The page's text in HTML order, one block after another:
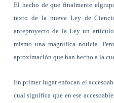
El hecho de que finalmente
texto de la nueva Ley de
anteproyecto de la Ley un
mismo una magnífica noticia.
aproximación que han hecho a la
En primer lugar enfocan el
cual significa que en ese